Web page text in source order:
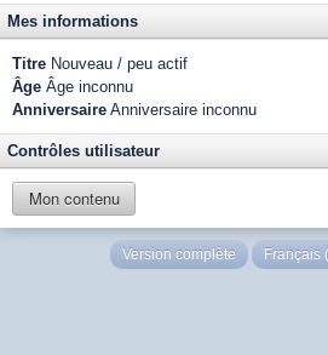
Mes informations
Titre Nouveau / peu actif
Âge Âge inconnu
Anniversaire Anniversaire inconnu
Contrôles utilisateur
Mon contenu
Version complète Français